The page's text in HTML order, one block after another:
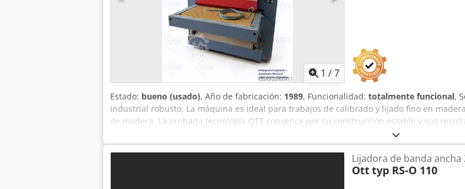
1 /7
Estado: bueno (usado), Año de fabricación: 1989, Funcionalidad: totalmente funcional,
industrial robusto. La máquina es ideal para trabajos de calibrado y lijado fino en
de madera. La probada tecnología OTT convence por su construcción estable y sus
Alcef Modelo: Alpha 110 Lijadora de banda Máquina de calibrado y lijado fino Diseño
1970 (profundidad) x 2100 (alto) 1100 mm de ancho de trabajo Grosor máximo de la
2150 x 1120 mm Avance de 4 + 8 m/min Motor de 11 kW 10 litros/min Peso: 2500 kg
banda ancha Tensión de la banda neumática Control neumático del zapato de lijado
Lijadora de banda ancha
Otttyp RS-O 110